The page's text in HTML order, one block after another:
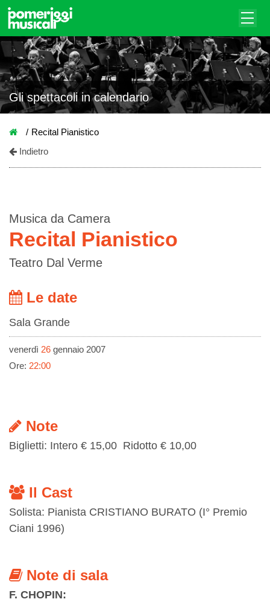
Gli spettacoli in calendario
Recital Pianistico
Indietro
Musica da Camera
Recital Pianistico
Teatro Dal Verme
Le date
Sala Grande
venerdì 26 gennaio 2007
Ore: 22:00
Note
Biglietti: Intero € 15,00 Ridotto € 10,00
Il Cast
Solista: Pianista CRISTIANO BURATO (I° Premio
Ciani 1996)
Note di sala
F. CHOPIN: